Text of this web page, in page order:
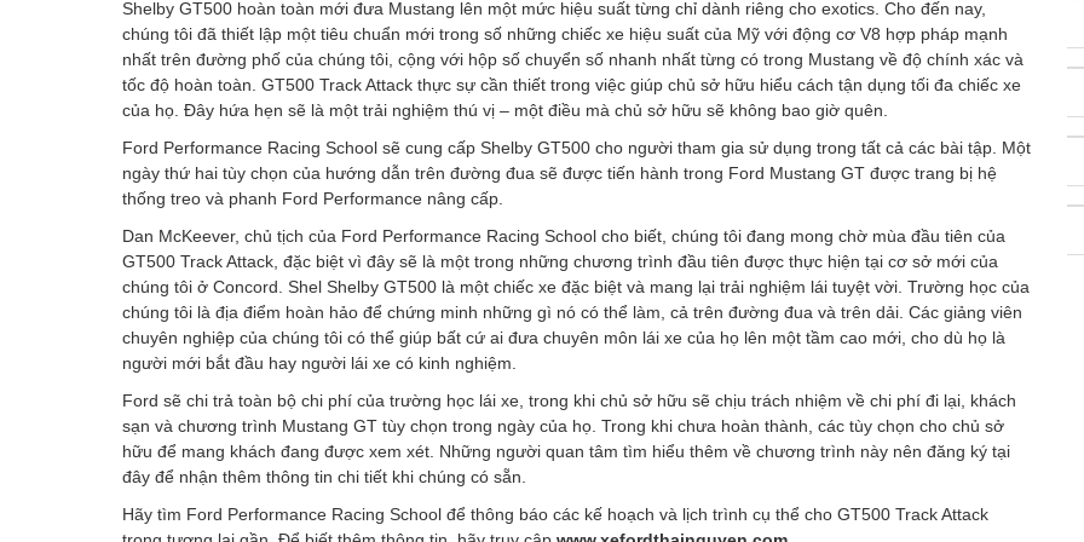
Shelby GT500 hoàn toàn mới đưa Mustang lên một mức hiệu suất từng chỉ dành riêng cho exotics. Cho đến nay,
chúng tôi đã thiết lập một tiêu chuẩn mới trong số những chiếc xe hiệu suất của Mỹ với động cơ V8 hợp pháp mạnh
nhất trên đường phố của chúng tôi, cộng với hộp số chuyển số nhanh nhất từng có trong Mustang về độ chính xác và
tốc độ hoàn toàn. GT500 Track Attack thực sự cần thiết trong việc giúp chủ sở hữu hiểu cách tận dụng tối đa chiếc xe
của họ. Đây hứa hẹn sẽ là một trải nghiệm thú vị – một điều mà chủ sở hữu sẽ không bao giờ quên.
Ford Performance Racing School sẽ cung cấp Shelby GT500 cho người tham gia sử dụng trong tất cả các bài tập. Một
ngày thứ hai tùy chọn của hướng dẫn trên đường đua sẽ được tiến hành trong Ford Mustang GT được trang bị hệ
thống treo và phanh Ford Performance nâng cấp.
Dan McKeever, chủ tịch của Ford Performance Racing School cho biết, chúng tôi đang mong chờ mùa đầu tiên của
GT500 Track Attack, đặc biệt vì đây sẽ là một trong những chương trình đầu tiên được thực hiện tại cơ sở mới của
chúng tôi ở Concord. Shel Shelby GT500 là một chiếc xe đặc biệt và mang lại trải nghiệm lái tuyệt vời. Trường học của
chúng tôi là địa điểm hoàn hảo để chứng minh những gì nó có thể làm, cả trên đường đua và trên dải. Các giảng viên
chuyên nghiệp của chúng tôi có thể giúp bất cứ ai đưa chuyên môn lái xe của họ lên một tầm cao mới, cho dù họ là
người mới bắt đầu hay người lái xe có kinh nghiệm.
Ford sẽ chi trả toàn bộ chi phí của trường học lái xe, trong khi chủ sở hữu sẽ chịu trách nhiệm về chi phí đi lại, khách
sạn và chương trình Mustang GT tùy chọn trong ngày của họ. Trong khi chưa hoàn thành, các tùy chọn cho chủ sở
hữu để mang khách đang được xem xét. Những người quan tâm tìm hiểu thêm về chương trình này nên đăng ký tại
đây để nhận thêm thông tin chi tiết khi chúng có sẵn.
Hãy tìm Ford Performance Racing School để thông báo các kế hoạch và lịch trình cụ thể cho GT500 Track Attack